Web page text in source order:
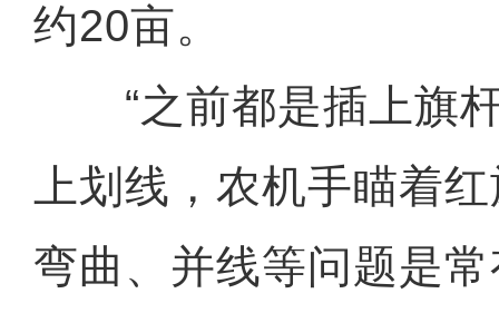
约20亩。
“之前都是插上旗杆
上划线，农机手瞄着
弯曲、并线等问题是